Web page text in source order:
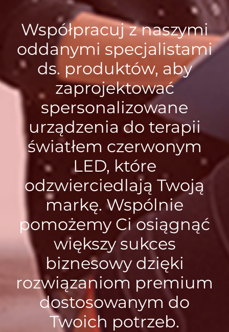
Współpracuj z naszymi
oddanymi specjalistami
ds. produktów, aby
zaprojektować
spersonalizowane
urządzenia do terapii
światłem czerwonym
LED, które
odzwierciedlają Twoją
markę. Wspólnie
pomożemy Ci osiągnąć
większy sukces
biznesowy dzięki
rozwiązaniom premium
dostosowanym do
Twoich potrzeb.